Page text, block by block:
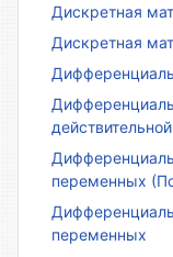
Дискретная
Дискретная
переменных
переменных